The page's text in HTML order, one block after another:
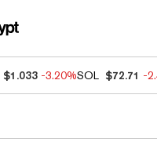
$1.033 -3.20%SOL $72.71 -